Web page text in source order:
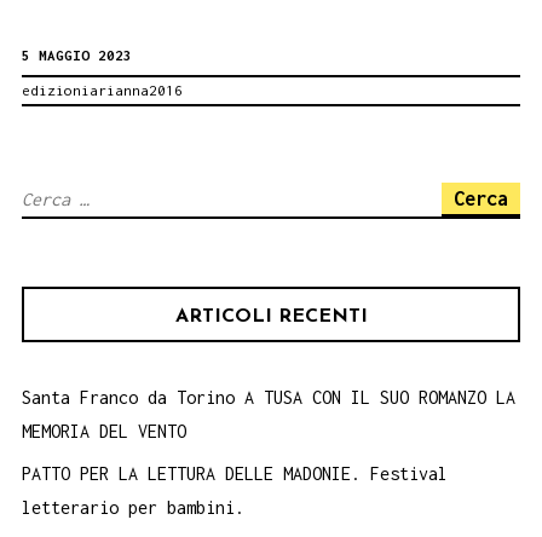
con
il
romanzo
Significa.
5 MAGGIO 2023
edizioniarianna2016
Ricerca
ARTICOLI RECENTI
Santa Franco da Torino A TUSA CON IL SUO ROMANZO LA
MEMORIA DEL VENTO
PATTO PER LA LETTURA DELLE MADONIE. Festival
letterario per bambini.